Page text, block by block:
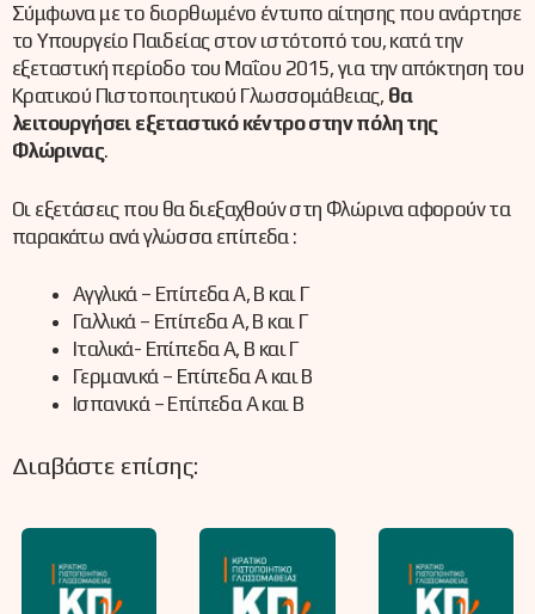
Σύμφωνα με το διορθωμένο έντυπο αίτησης που ανάρτησε
το Υπουργείο Παιδείας στον ιστότοπό του, κατά την
εξεταστική περίοδο του Μαΐου 2015, για την απόκτηση του
Κρατικού Πιστοποιητικού Γλωσσομάθειας, θα
λειτουργήσει εξεταστικό κέντρο στην πόλη της
Φλώρινας.
Οι εξετάσεις που θα διεξαχθούν στη Φλώρινα αφορούν τα
παρακάτω ανά γλώσσα επίπεδα :
Αγγλικά – Επίπεδα Α, Β και Γ
Γαλλικά – Επίπεδα Α, Β και Γ
Ιταλικά- Επίπεδα Α, Β και Γ
Γερμανικά – Επίπεδα Α και Β
Ισπανικά – Επίπεδα Α και Β
Διαβάστε επίσης: